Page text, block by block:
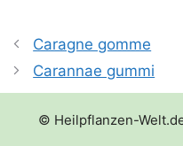
Caragne gomme
Carannae gummi
© Heilpflanzen-